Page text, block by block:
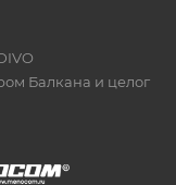
Балкана и целог